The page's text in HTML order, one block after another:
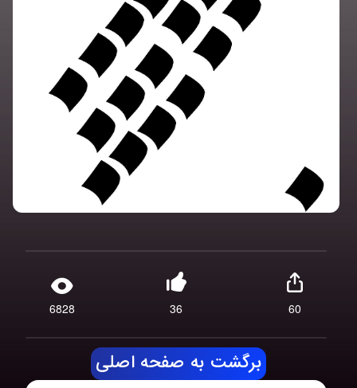
6828 36 60
برگشت به صفحه اصلی